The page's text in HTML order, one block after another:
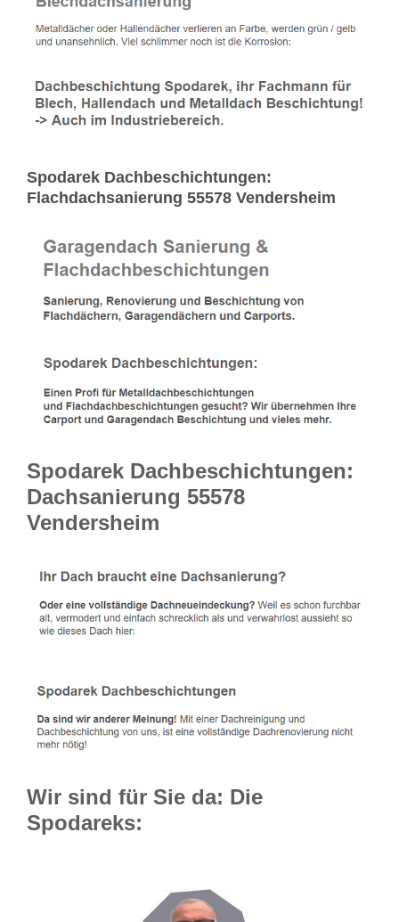
Spodarek Dachbeschichtungen:
Flachdachsanierung 55578 Vendersheim
Spodarek Dachbeschichtungen:
Dachsanierung 55578
Vendersheim
Wir sind für Sie da: Die
Spodareks: